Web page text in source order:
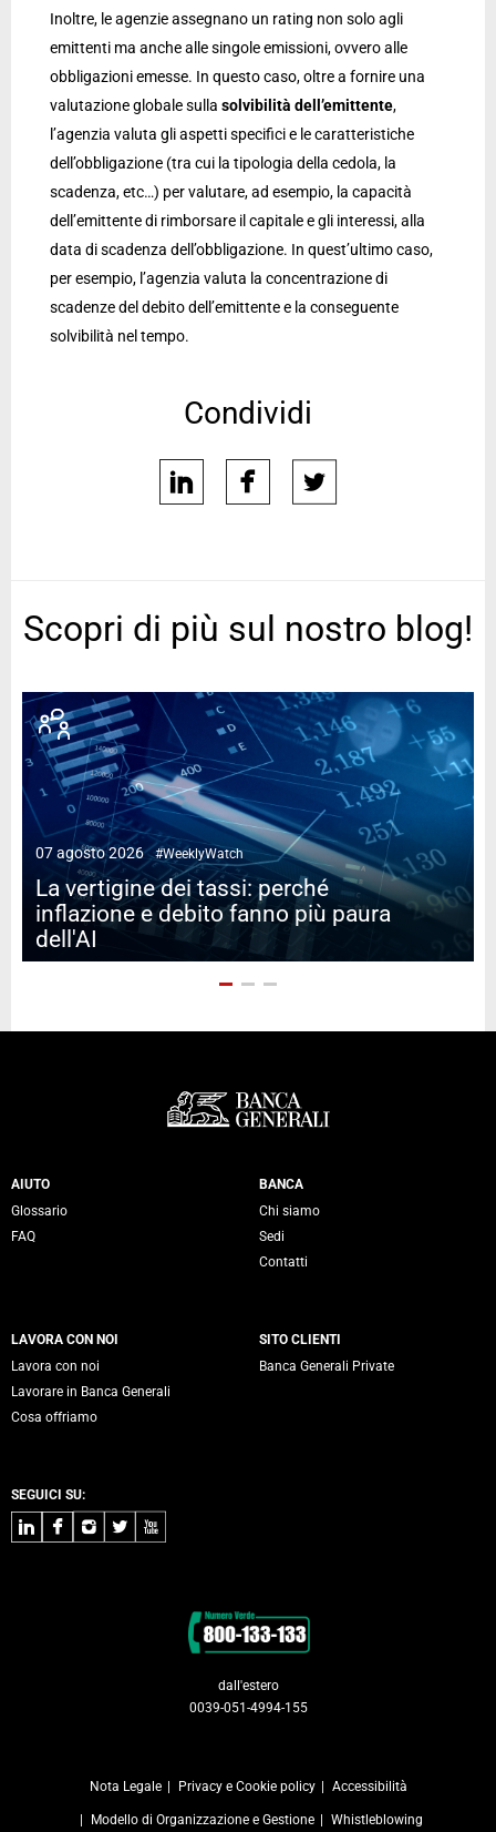
Inoltre, le agenzie assegnano un rating non solo agli
emittenti ma anche alle singole emissioni, ovvero alle
obbligazioni emesse. In questo caso, oltre a fornire una
valutazione globale sulla solvibilità dell’emittente,
l’agenzia valuta gli aspetti specifici e le caratteristiche
dell’obbligazione (tra cui la tipologia della cedola, la
scadenza, etc…) per valutare, ad esempio, la capacità
dell’emittente di rimborsare il capitale e gli interessi, alla
data di scadenza dell’obbligazione. In quest’ultimo caso,
per esempio, l’agenzia valuta la concentrazione di
scadenze del debito dell’emittente e la conseguente
solvibilità nel tempo.
Condividi
linkedinfacebook
Scopri di più sul nostro blog!
07 agosto 2026 #WeeklyWatch
La vertigine dei tassi: perché
inflazione e debito fanno più paura
dell'AI
Servizi Banca Generali
AIUTO
Glossario
FAQ
BANCA
Chi siamo
Sedi
Contatti
LAVORA CON NOI
Lavora con noi
Lavorare in Banca Generali
Cosa offriamo
SITO CLIENTI
Banca Generali Private
SEGUICI SU:
LinkedInFacebook
Instagram
TwitterYoutube
dall'estero
0039-051-4994-155
Nota Legale Privacy e Cookie policy Accessibilità
Modello di Organizzazione e Gestione Whistleblowing